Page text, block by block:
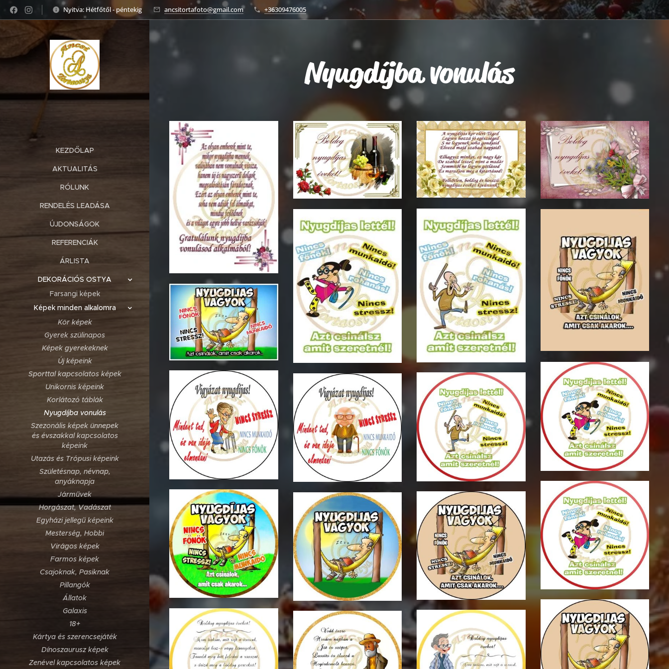
Nyitva: Hétfőtől - péntekig ancsitortafoto@gmail.com +36309476005
KEZDŐLAP
AKTUALITÁS
RÓLUNK
RENDELÉS LEADÁSA
ÚJDONSÁGOK
REFERENCIÁK
ÁRLISTA
DEKORÁCIÓS OSTYA
Farsangi képek
Képek minden alkalomra
Kör képek
Gyerek szülinapos
Képek gyerekeknek
Új képeink
Sporttal kapcsolatos képek
Unikornis képeink
Korlátozó táblák
Nyugdíjba vonulás
Szezonális képek ünnepek
és évszakkal kapcsolatos
képeink
Utazás és Trópusi képeink
Születésnap, névnap,
anyáknapja
Járművek
Horgászat, Vadászat
Egyházi jellegű képeink
Mesterség, Hobbi
Virágos képek
Farmos képek
Csajoknak, Pasiknak
Pillangók
Állatok
Galaxis
18+
Kártya és szerencsejáték
Dínoszaurusz képek
Zenével kapcsolatos képek
Nyugdíjba vonulás